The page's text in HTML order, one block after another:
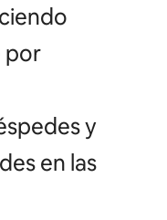
por
y
en las